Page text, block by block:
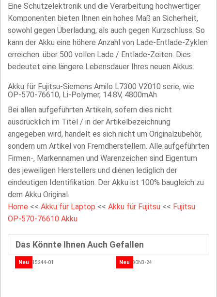
Eine Schutzelektronik und die Verarbeitung hochwertiger
Komponenten bieten Ihnen ein hohes Maß an Sicherheit,
sowohl gegen Überladung, als auch gegen Kurzschluss. So
kann der Akku eine höhere Anzahl von Lade-Entlade-Zyklen
erreichen. über 500 vollen Lade / Entlade-Zeiten. Dies
bedeutet eine längere Lebensdauer Ihres neuen Akkus.
Akku für Fujitsu-Siemens Amilo L7300 V2010 serie, wie
OP-570-76610, Li-Polymer, 14.8V, 4800mAh
Bei allen aufgeführten Artikeln, sofern dies nicht
ausdrücklich im Titel / in der Artikelbezeichnung
angegeben wird, handelt es sich nicht um Originalzubehör,
sondern um Artikel von Fremdherstellern. Alle aufgeführten
Firmen-, Markennamen und Warenzeichen sind Eigentum
des jeweiligen Herstellers und dienen lediglich der
eindeutigen Identifikation. Der Akku ist 100% baugleich zu
dem Akku Original.
Home << Akku für Laptop << Akku für Fujitsu << Fujitsu
OP-570-76610 Akku
Das Könnte Ihnen Auch Gefallen
Neu Neu